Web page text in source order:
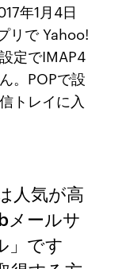
年1月4日
リで Yahoo!
定でIMAP4
。POPで設
トレイに入
人気が高
メールサ
」です